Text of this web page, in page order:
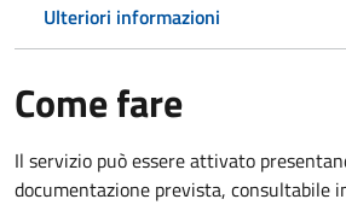
Ulteriori informazioni
Come fare
Il servizio può essere attivato
documentazione prevista, consultabile